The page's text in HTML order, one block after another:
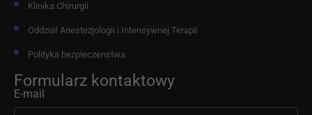
Klinika Chirurgii
Oddział Anestezjologii i Intensywnej Terapii
Polityka bezpieczenstwa
Formularz kontaktowy
E-mail